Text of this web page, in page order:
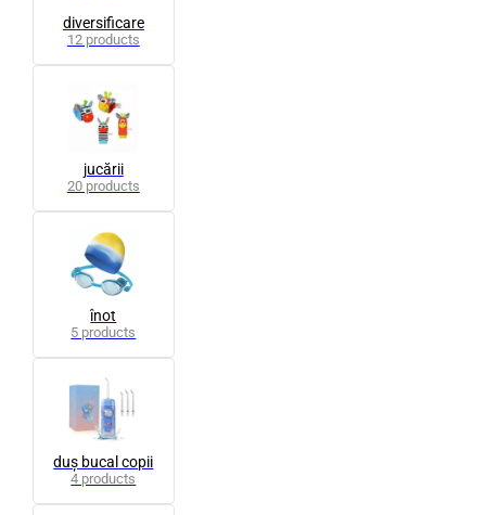
diversificare
12 products
jucării
20 products
înot
5 products
duș bucal copii
4 products